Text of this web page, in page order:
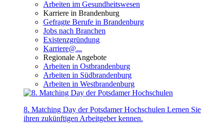
Arbeiten im Gesundheitswesen
Karriere in Brandenburg
Gefragte Berufe in Brandenburg
Jobs nach Branchen
Existenzgründung
Karriere@...
Regionale Angebote
Arbeiten in Ostbrandenburg
Arbeiten in Südbrandenburg
Arbeiten in Westbrandenburg
8. Matching Day der Potsdamer Hochschulen Lernen Sie
ihren zukünftigen Arbeitgeber kennen.